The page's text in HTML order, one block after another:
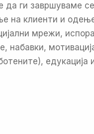
да ги завршуваме
на клиенти и
мрежи,
набавки,
едукација